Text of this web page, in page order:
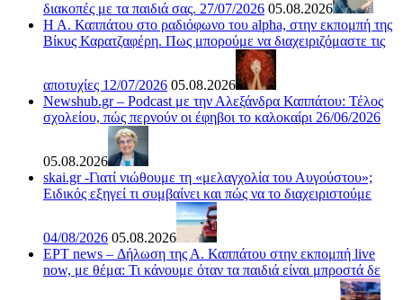
διακοπές με τα παιδιά σας. 27/07/2026 05.08.2026
Η Α. Καππάτου στο ραδιόφωνο του alpha, στην εκπομπή της
Βίκυς Καρατζαφέρη. Πως μπορούμε να διαχειριζόμαστε τις
αποτυχίες 12/07/2026 05.08.2026
Newshub.gr – Podcast με την Αλεξάνδρα Καππάτου: Τέλος
σχολείου, πώς περνούν οι έφηβοι το καλοκαίρι 26/06/2026
05.08.2026
skai.gr -Γιατί νιώθουμε τη «μελαγχολία του Αυγούστου»;
Ειδικός εξηγεί τι συμβαίνει και πώς να το διαχειριστούμε
04/08/2026 05.08.2026
ΕΡΤ news – Δήλωση της Α. Καππάτου στην εκπομπή live
now, με θέμα: Τι κάνουμε όταν τα παιδιά είναι μπροστά δε